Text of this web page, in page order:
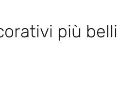
più belli